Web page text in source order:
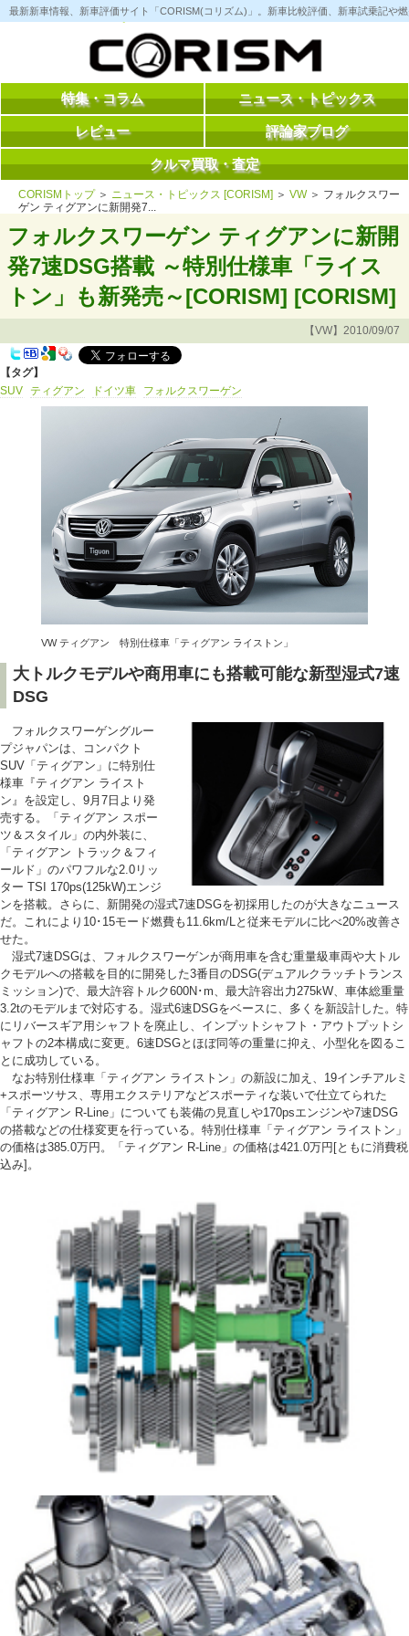
コ
ン
へ
最新新車情報、新車評価サイト「CORISM(コリズム)」。新車比較評価、新車試乗記や
特集・コラム ニュース・トピックス
レビュー 評論家ブログ
クルマ買取・査定
CORISMトップ＞ ニュース・トピックス [CORISM] ＞ VW＞ フォルクスワー
ゲン ティグアンに新開発7...
フォルクスワーゲン ティグアンに新開
発7速DSG搭載 ～特別仕様車「ライス
トン」も新発売～[CORISM] [CORISM]
【VW】2010/09/07
【タグ】
SUV
ティグアン ドイツ車 フォルクスワーゲン
VW ティグアン 特別仕様車「ティグアン ライストン」
大トルクモデルや商用車にも搭載可能な新型湿式7速
DSG
フォルクスワーゲングルー
プジャパンは、コンパクト
SUV「ティグアン」に特別仕
様車『ティグアン ライスト
ン』を設定し、9月7日より発
売する。「ティグアン スポー
ツ＆スタイル」の内外装に、
「ティグアン トラック＆フィ
ールド」のパワフルな2.0リッ
ター TSI 170ps(125kW)エンジ
ンを搭載。さらに、新開発の湿式7速DSGを初採用したのが大きなニュース
だ。これにより10･15モード燃費も11.6km/Lと従来モデルに比べ20%改善さ
せた。
湿式7速DSGは、フォルクスワーゲンが商用車を含む重量級車両や大トル
クモデルへの搭載を目的に開発した3番目のDSG(デュアルクラッチトランス
ミッション)で、最大許容トルク600N･m、最大許容出力275kW、車体総重量
3.2tのモデルまで対応する。湿式6速DSGをベースに、多くを新設計した。特
にリバースギア用シャフトを廃止し、インプットシャフト・アウトプットシ
ャフトの2本構成に変更。6速DSGとほぼ同等の重量に抑え、小型化を図るこ
とに成功している。
なお特別仕様車「ティグアン ライストン」の新設に加え、19インチアルミ
+スポーツサス、専用エクステリアなどスポーティな装いで仕立てられた
「ティグアン R-Line」についても装備の見直しや170psエンジンや7速DSG
の搭載などの仕様変更を行っている。特別仕様車「ティグアン ライストン」
の価格は385.0万円。「ティグアン R-Line」の価格は421.0万円[ともに消費税
込み]。